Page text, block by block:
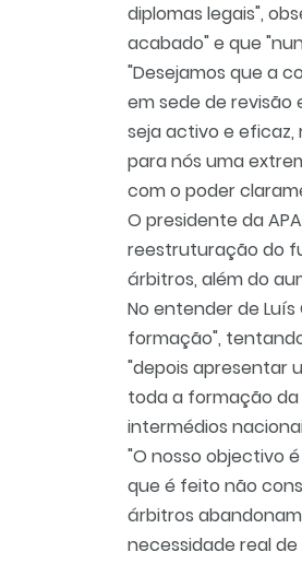
diplomas legais",
acabado" e que
"Desejamos que a
em sede de
seja activo e
para nós uma
com o poder
O presidente da
reestruturação do
árbitros, além do
No entender de
formação",
"depois apresentar
toda a formação da
intermédios
"O nosso objectivo
que é feito não
árbitros
necessidade real